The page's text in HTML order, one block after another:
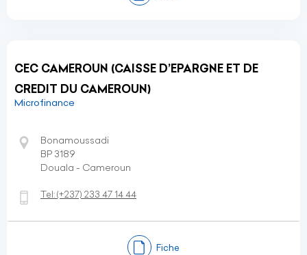
CEC CAMEROUN (CAISSE D’EPARGNE ET DE
CREDIT DU CAMEROUN)
Microfinance
Bonamoussadi
BP 3189
Douala - Cameroun
Tel:(+237) 233 47 14 44
Fiche